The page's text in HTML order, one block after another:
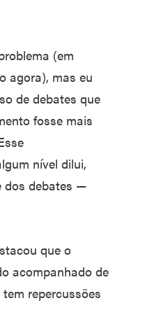
(em
agora), mas eu
de debates que
fosse mais
nível dilui,
dos debates —
que o
acompanhado de
repercussões